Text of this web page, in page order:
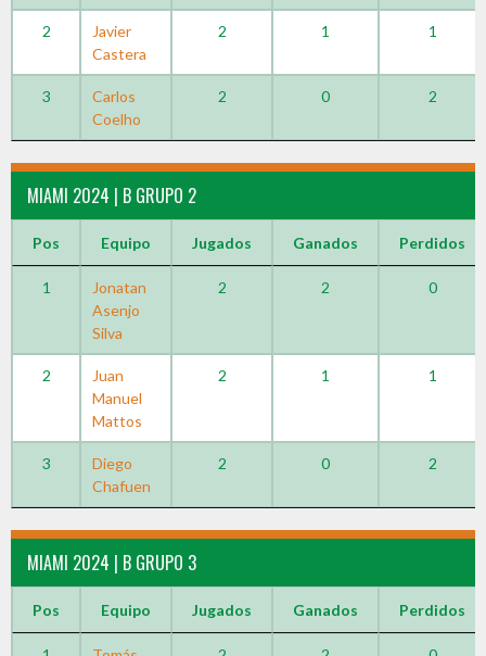
2
Javier
Castera
2 1 1
3
Carlos
Coelho
2 0 2
MIAMI 2024 | B GRUPO 2
Pos Equipo Jugados Ganados Perdidos
1
Jonatan
Asenjo
Silva
2 2 0
2
Juan
Manuel
Mattos
2 1 1
3
Diego
Chafuen
2 0 2
MIAMI 2024 | B GRUPO 3
Pos Equipo Jugados Ganados Perdidos